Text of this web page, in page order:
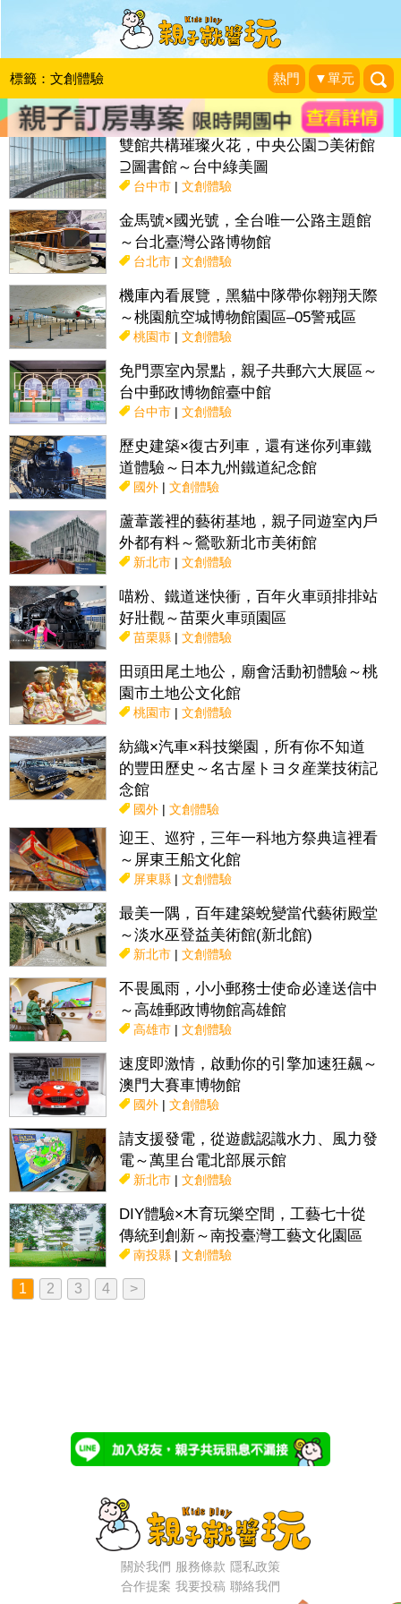
標籤：文創體驗 熱門 ▼單元
搜尋目前位置》
話題： 親子活動＆展覽 親子餐廳 特色國小 親子露營地
雙館共構璀璨火花，中央公園⊃美術館
⊇圖書館～台中綠美圖
台中市| 文創體驗
金馬號×國光號，全台唯一公路主題館
～台北臺灣公路博物館
台北市| 文創體驗
機庫內看展覽，黑貓中隊帶你翱翔天際
～桃園航空城博物館園區–05警戒區
桃園市| 文創體驗
免門票室內景點，親子共郵六大展區～
台中郵政博物館臺中館
台中市| 文創體驗
歷史建築×復古列車，還有迷你列車鐵
道體驗～日本九州鐵道紀念館
國外| 文創體驗
蘆葦叢裡的藝術基地，親子同遊室內戶
外都有料～鶯歌新北市美術館
新北市| 文創體驗
喵粉、鐵道迷快衝，百年火車頭排排站
好壯觀～苗栗火車頭園區
苗栗縣| 文創體驗
田頭田尾土地公，廟會活動初體驗～桃
園市土地公文化館
桃園市| 文創體驗
紡織×汽車×科技樂園，所有你不知道
的豐田歷史～名古屋トヨタ産業技術記
念館
國外| 文創體驗
迎王、巡狩，三年一科地方祭典這裡看
～屏東王船文化館
屏東縣| 文創體驗
最美一隅，百年建築蛻變當代藝術殿堂
～淡水巫登益美術館(新北館)
新北市| 文創體驗
不畏風雨，小小郵務士使命必達送信中
～高雄郵政博物館高雄館
高雄市| 文創體驗
速度即激情，啟動你的引擎加速狂飆～
澳門大賽車博物館
國外| 文創體驗
請支援發電，從遊戲認識水力、風力發
電～萬里台電北部展示館
新北市| 文創體驗
DIY體驗×木育玩樂空間，工藝七十從
傳統到創新～南投臺灣工藝文化園區
南投縣| 文創體驗
1 2 3 4 >
關於我們 服務條款 隱私政策
合作提案 我要投稿 聯絡我們